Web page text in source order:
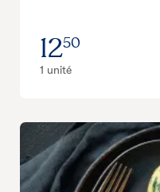
1250
1 unité